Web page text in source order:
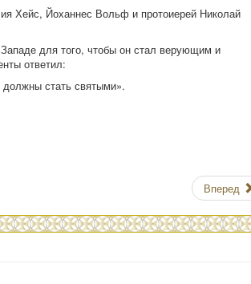
Хейс, Йоханнес Вольф и протоиерей Николай
для того, чтобы он стал верующим и
ответил:
стать святыми».
Вперед